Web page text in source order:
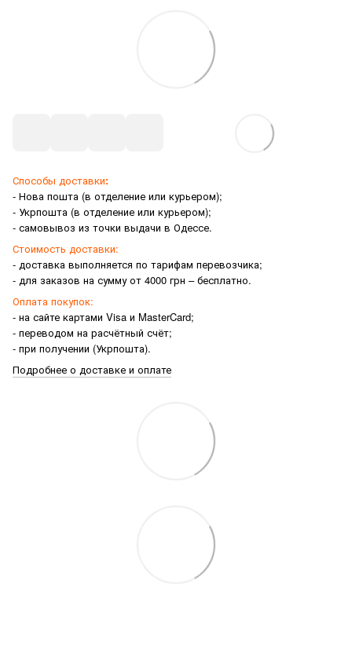
Способы доставки:
- Нова пошта (в отделение или курьером);
- Укрпошта (в отделение или курьером);
- самовывоз из точки выдачи в Одессе.
Стоимость доставки:
- доставка выполняется по тарифам перевозчика;
- для заказов на сумму от 4000 грн – бесплатно.
Оплата покупок:
- на сайте картами Visa и MasterCard;
- переводом на расчётный счёт;
- при получении (Укрпошта).
Подробнее о доставке и оплате